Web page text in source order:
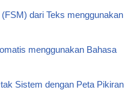
dari Teks menggunakan
menggunakan Bahasa
Sistem dengan Peta Pikiran